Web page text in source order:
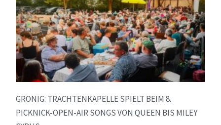
GRONIG: TRACHTENKAPELLE SPIELT BEIM 8.
PICKNICK-OPEN-AIR SONGS VON QUEEN BIS MILEY